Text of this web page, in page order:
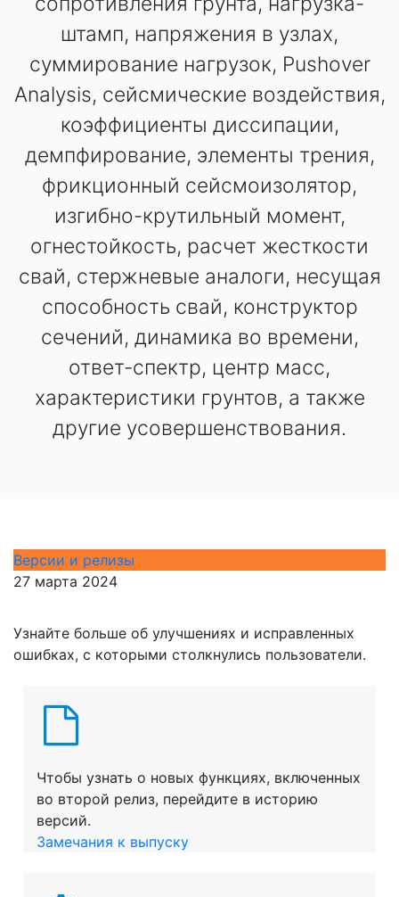
штамп, напряжения в узлах,
суммирование нагрузок, Pushover
Analysis, сейсмические воздействия,
коэффициенты диссипации,
демпфирование, элементы трения,
фрикционный сейсмоизолятор,
изгибно-крутильный момент,
огнестойкость, расчет жесткости
свай, стержневые аналоги, несущая
способность свай, конструктор
сечений, динамика во времени,
ответ-спектр, центр масс,
характеристики грунтов, а также
другие усовершенствования.
Версии и релизы
27 марта 2024
Узнайте больше об улучшениях и исправленных
ошибках, с которыми столкнулись пользователи.
Чтобы узнать о новых функциях, включенных
во второй релиз, перейдите в историю
версий.
Замечания к выпуску